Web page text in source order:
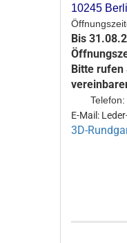
10245
Bis
Bitte rufen
Telefon:
E-Mail:
3D-